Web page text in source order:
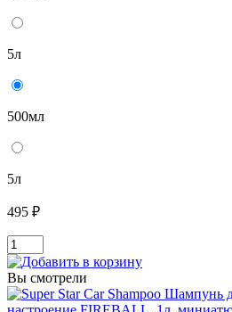
5л
500мл
5л
495 ₽
Вы смотрели